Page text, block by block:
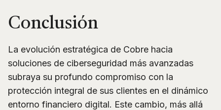
Conclusión
La evolución estratégica de Cobre hacia
soluciones de ciberseguridad más avanzadas
subraya su profundo compromiso con la
protección integral de sus clientes en el dinámico
entorno financiero digital. Este cambio, más allá